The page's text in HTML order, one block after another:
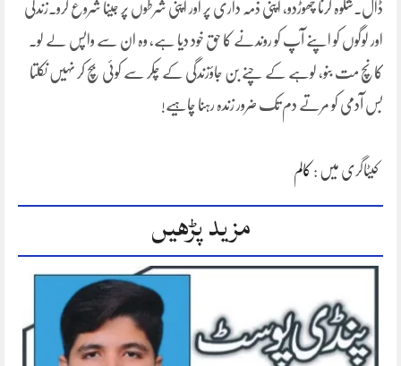
ڈال۔شکوہ کرنا چھوڑدو، اپنی ذمہ داری پر اور اپنی شرطوں پر جینا شروع کرو۔زندگی
اور لوگوں کو اپنے آپ کو روندنے کا حق خود دیا ہے، وہ ان سے واپس لے لو۔
کانچ مت بنو، لوہے کے چنے بن جاؤزندگی کے چکر سے کوئی بچ کر نہیں نکلتا
بس آدمی کو مرتے دم تک ضرور زندہ رہنا چاہیے!
کیٹاگری میں : کالم
مزید پڑھیں